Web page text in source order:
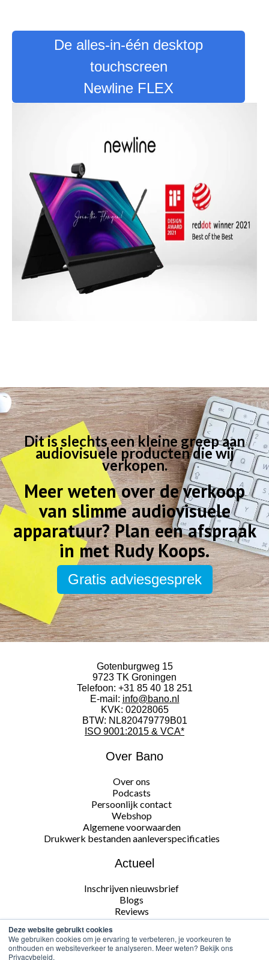
Deze website gebruikt cookies
We gebruiken cookies om je ervaring te verbeteren, je voorkeuren te
onthouden en websiteverkeer te analyseren. Meer weten? Bekijk ons
Privacybeleid.
De alles-in-één desktop
touchscreen
Newline FLEX
Dit is slechts een kleine greep aan
audiovisuele producten die wij
verkopen.
Meer weten over de verkoop
van slimme audiovisuele
apparatuur?Plan een afspraak
in met Rudy Koops.
Gratis adviesgesprek
Gotenburgweg 15
9723 TK Groningen
Telefoon: +31 85 40 18 251
E-mail: info@bano.nl
KVK: 02028065
BTW: NL820479779B01
ISO 9001:2015 & VCA*
Over Bano
Over ons
Podcasts
Persoonlijk contact
Webshop
Algemene voorwaarden
Drukwerk bestanden aanleverspecificaties
Actueel
Inschrijven nieuwsbrief
Blogs
Reviews
Volg ons